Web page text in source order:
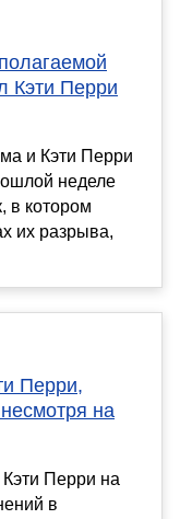
Кэти Перри
и Кэти Перри
неделе
в котором
их разрыва,
Перри,
на
Перри на
в